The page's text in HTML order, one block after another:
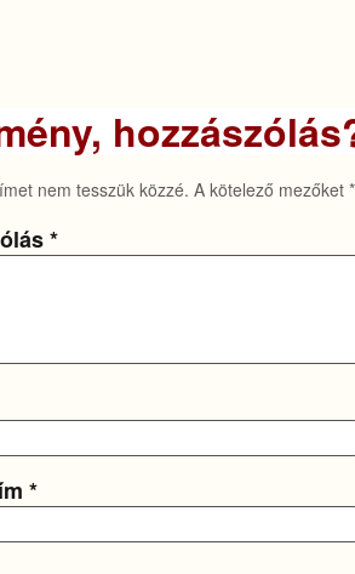
nem tesszük közzé. A kötelező mezőket *
*
*